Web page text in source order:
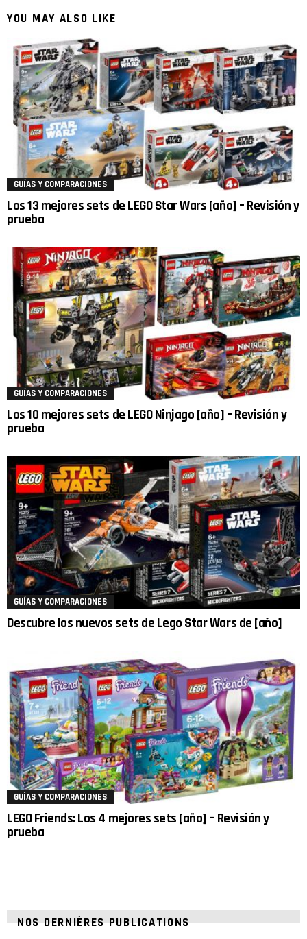
YOU MAY ALSO LIKE
GUÍAS Y COMPARACIONES
Los 13 mejores sets de LEGO Star Wars [año] – Revisión y
prueba
GUÍAS Y COMPARACIONES
Los 10 mejores sets de LEGO Ninjago [año] – Revisión y
prueba
GUÍAS Y COMPARACIONES
Descubre los nuevos sets de Lego Star Wars de [año]
GUÍAS Y COMPARACIONES
LEGO Friends: Los 4 mejores sets [año] – Revisión y
prueba
NOS DERNIÈRES PUBLICATIONS